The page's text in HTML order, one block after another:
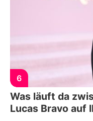
6
Was läuft da
Lucas Bravo auf